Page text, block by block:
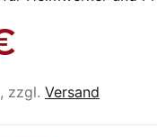
zzgl. Versand